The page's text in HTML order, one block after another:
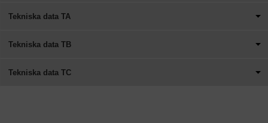
Tekniska data TA
Tekniska data TB
Tekniska data TC